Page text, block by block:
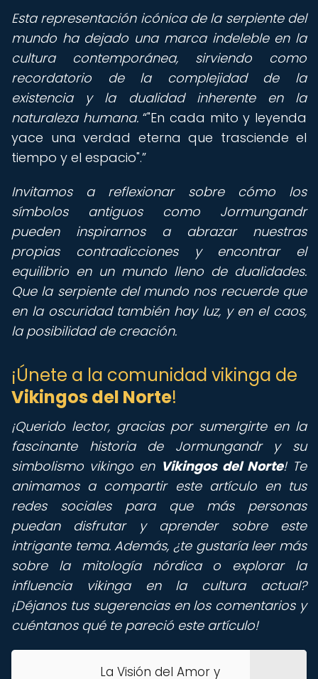
Esta representación icónica de la serpiente del
mundo ha dejado una marca indeleble en la
cultura contemporánea, sirviendo como
recordatorio de la complejidad de la
existencia y la dualidad inherente en la
naturaleza humana. "En cada mito y leyenda
yace una verdad eterna que trasciende el
tiempo y el espacio".
Invitamos a reflexionar sobre cómo los
símbolos antiguos como Jormungandr
pueden inspirarnos a abrazar nuestras
propias contradicciones y encontrar el
equilibrio en un mundo lleno de dualidades.
Que la serpiente del mundo nos recuerde que
en la oscuridad también hay luz, y en el caos,
la posibilidad de creación.
¡Únete a la comunidad vikinga de
Vikingos del Norte!
¡Querido lector, gracias por sumergirte en la
fascinante historia de Jormungandr y su
simbolismo vikingo en Vikingos del Norte! Te
animamos a compartir este artículo en tus
redes sociales para que más personas
puedan disfrutar y aprender sobre este
intrigante tema. Además, ¿te gustaría leer más
sobre la mitología nórdica o explorar la
influencia vikinga en la cultura actual?
¡Déjanos tus sugerencias en los comentarios y
cuéntanos qué te pareció este artículo!
La Visión del Amor y